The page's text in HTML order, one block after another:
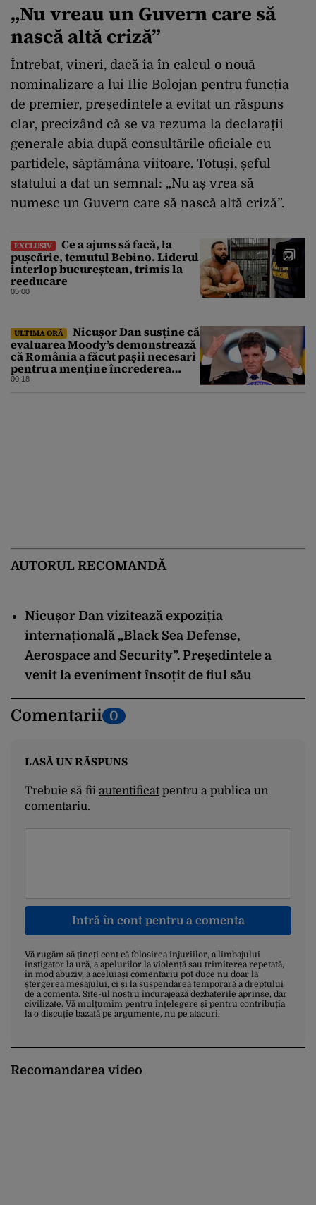
„Nu vreau un Guvern care să
nască altă criză”
Întrebat, vineri, dacă ia în calcul o nouă
nominalizare a lui Ilie Bolojan pentru funcția
de premier, președintele a evitat un răspuns
clar, precizând că se va rezuma la declarații
generale abia după consultările oficiale cu
partidele, săptămâna viitoare. Totuși, șeful
statului a dat un semnal: „Nu aș vrea să
numesc un Guvern care să nască altă criză”.
EXCLUSIV
Ce a ajuns să facă, la
pușcărie, temutul Bebino. Liderul
interlop bucureștean, trimis la
reeducare
05:00
ULTIMA ORĂ
Nicușor Dan susține că
evaluarea Moody’s demonstrează
că România a făcut pașii necesari
pentru a menține încrederea
investitorilor: „Totuși,
00:18
AUTORUL RECOMANDĂ
Nicușor Dan vizitează expoziția
internațională „Black Sea Defense,
Aerospace and Security”. Președintele a
venit la eveniment însoțit de fiul său
Comentarii 0
LASĂ UN RĂSPUNS
Trebuie să fii autentificatpentru a publica un
comentariu.
Intră în cont pentru a comenta
Vă rugăm să țineți cont că folosirea injuriilor, a limbajului
instigator la ură, a apelurilor la violență sau trimiterea repetată,
în mod abuziv, a aceluiași comentariu pot duce nu doar la
ștergerea mesajului, ci și la suspendarea temporară a dreptului
de a comenta. Site-ul nostru încurajează dezbaterile aprinse, dar
civilizate. Vă mulțumim pentru înțelegere și pentru contribuția
la o discuție bazată pe argumente, nu pe atacuri.
Recomandarea video